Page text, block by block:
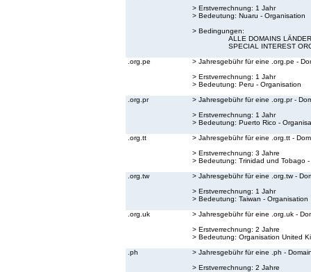
> Erstverrechnung: 1 Jahr
> Bedeutung: Nuaru - Organisation
> Bedingungen:
ALLE DOMAINS
SPECIAL INTEREST
.org.pe
> Jahresgebühr für eine .org.pe -
> Erstverrechnung: 1 Jahr
> Bedeutung: Peru - Organisation
.org.pr
> Jahresgebühr für eine .org.pr -
> Erstverrechnung: 1 Jahr
> Bedeutung: Puerto Rico -
.org.tt
> Jahresgebühr für eine .org.tt -
> Erstverrechnung: 3 Jahre
> Bedeutung: Trinidad und Tobago
.org.tw
> Jahresgebühr für eine .org.tw -
> Erstverrechnung: 1 Jahr
> Bedeutung: Taiwan - Organisation
.org.uk
> Jahresgebühr für eine .org.uk -
> Erstverrechnung: 2 Jahre
> Bedeutung: Organisation United
.ph
> Jahresgebühr für eine .ph -
> Erstverrechnung: 2 Jahre